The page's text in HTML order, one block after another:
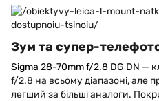
Зум та супер-
Sigma 28-70mm f/2.8 DG DN —
f/2.8 на всьому діапазоні, але
легший за більші аналоги.